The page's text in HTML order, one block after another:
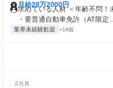
月給28万2000円
求めている人材 ＜年齢不問！
・要普通自動車免許（AT限定...
業界未経験歓迎 +14個
正社員